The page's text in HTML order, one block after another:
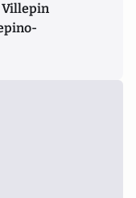
Villepin